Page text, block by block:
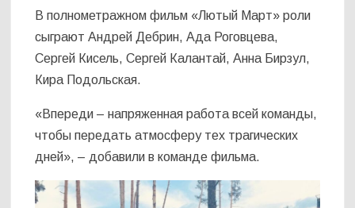
В полнометражном фильм «Лютый Март» роли
сыграют Андрей Дебрин, Ада Роговцева,
Сергей Кисель, Сергей Калантай, Анна Бирзул,
Кира Подольская.
«Впереди – напряженная работа всей команды,
чтобы передать атмосферу тех трагических
дней», – добавили в команде фильма.